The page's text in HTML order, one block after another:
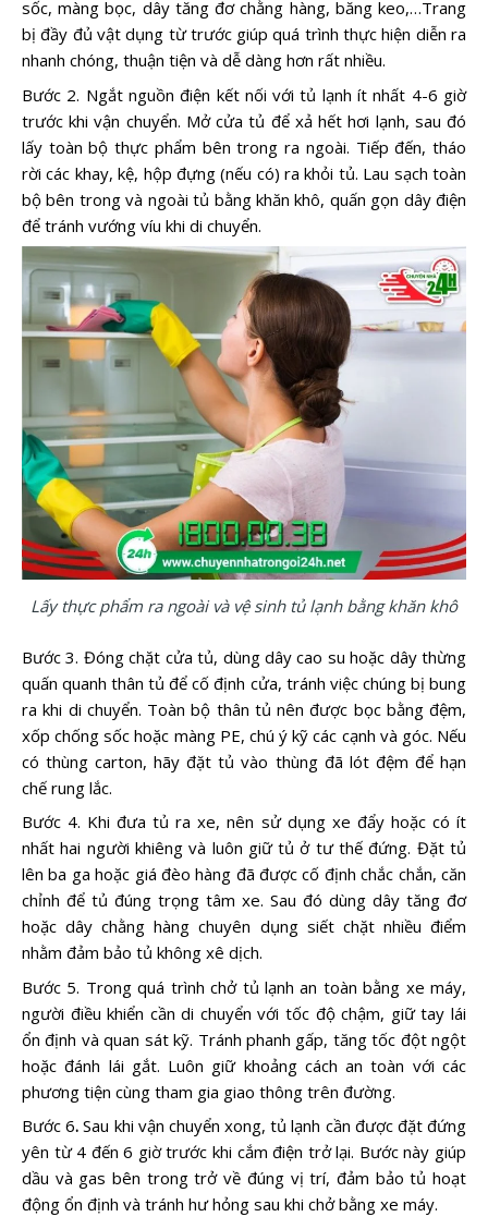
sốc, màng bọc, dây tăng đơ chằng hàng, băng keo,…Trang
bị đầy đủ vật dụng từ trước giúp quá trình thực hiện diễn ra
nhanh chóng, thuận tiện và dễ dàng hơn rất nhiều.
Bước 2. Ngắt nguồn điện kết nối với tủ lạnh ít nhất 4-6 giờ
trước khi vận chuyển. Mở cửa tủ để xả hết hơi lạnh, sau đó
lấy toàn bộ thực phẩm bên trong ra ngoài. Tiếp đến, tháo
rời các khay, kệ, hộp đựng (nếu có) ra khỏi tủ. Lau sạch toàn
bộ bên trong và ngoài tủ bằng khăn khô, quấn gọn dây điện
để tránh vướng víu khi di chuyển.
Lấy thực phẩm ra ngoài và vệ sinh tủ lạnh bằng khăn khô
Bước 3. Đóng chặt cửa tủ, dùng dây cao su hoặc dây thừng
quấn quanh thân tủ để cố định cửa, tránh việc chúng bị bung
ra khi di chuyển. Toàn bộ thân tủ nên được bọc bằng đệm,
xốp chống sốc hoặc màng PE, chú ý kỹ các cạnh và góc. Nếu
có thùng carton, hãy đặt tủ vào thùng đã lót đệm để hạn
chế rung lắc.
Bước 4. Khi đưa tủ ra xe, nên sử dụng xe đẩy hoặc có ít
nhất hai người khiêng và luôn giữ tủ ở tư thế đứng. Đặt tủ
lên ba ga hoặc giá đèo hàng đã được cố định chắc chắn, căn
chỉnh để tủ đúng trọng tâm xe. Sau đó dùng dây tăng đơ
hoặc dây chằng hàng chuyên dụng siết chặt nhiều điểm
nhằm đảm bảo tủ không xê dịch.
Bước 5. Trong quá trình chở tủ lạnh an toàn bằng xe máy,
người điều khiển cần di chuyển với tốc độ chậm, giữ tay lái
ổn định và quan sát kỹ. Tránh phanh gấp, tăng tốc đột ngột
hoặc đánh lái gắt. Luôn giữ khoảng cách an toàn với các
phương tiện cùng tham gia giao thông trên đường.
Bước 6.Sau khi vận chuyển xong, tủ lạnh cần được đặt đứng
yên từ 4 đến 6 giờ trước khi cắm điện trở lại. Bước này giúp
dầu và gas bên trong trở về đúng vị trí, đảm bảo tủ hoạt
động ổn định và tránh hư hỏng sau khi chở bằng xe máy.